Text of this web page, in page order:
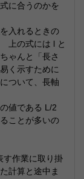
に合うのかを
入れるときの
上の式には l と
ゃんと「長さ
く示すために
ついて、長軸
値である L/2
ことが多いの
作業に取り掛
計算と途中ま